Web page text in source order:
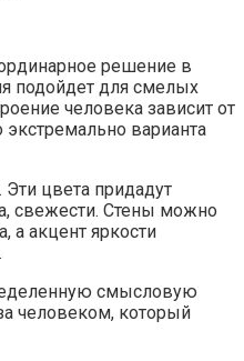
решение в
подойдет для смелых
человека зависит от
экстремально варианта
цвета придадут
свежести. Стены можно
а акцент яркости
смысловую
человеком, который